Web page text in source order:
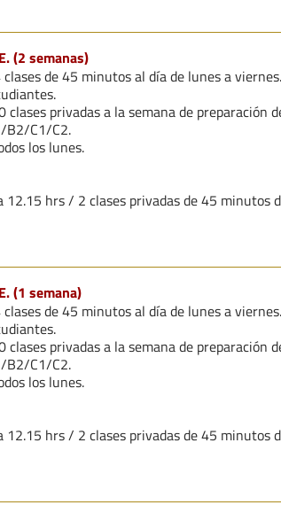
(2 semanas)
clases de 45 minutos al día de lunes a viernes.
clases privadas a la semana de preparación
B2/C1/C2.
los lunes.
12.15 hrs / 2 clases privadas de 45 minutos
(1 semana)
clases de 45 minutos al día de lunes a viernes.
clases privadas a la semana de preparación
B2/C1/C2.
los lunes.
12.15 hrs / 2 clases privadas de 45 minutos